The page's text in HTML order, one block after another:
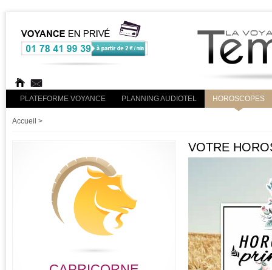
PLATEFORME VOYANCE PLANNING AUDIOTEL HOROSCOPES
Accueil >
VOTRE